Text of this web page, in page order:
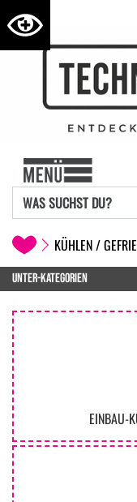
KÜHLEN /
UNTER-KATEGORIEN
EINBAU-